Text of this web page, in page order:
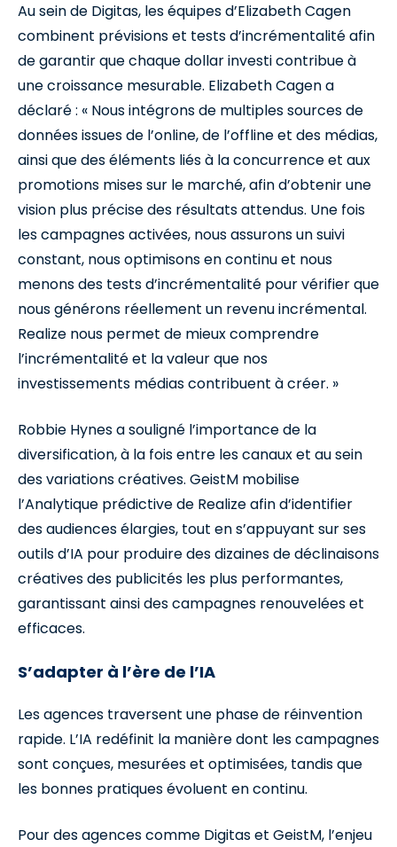
Au sein de Digitas, les équipes d’Elizabeth Cagen
combinent prévisions et tests d’incrémentalité afin
de garantir que chaque dollar investi contribue à
une croissance mesurable. Elizabeth Cagen a
déclaré : « Nous intégrons de multiples sources de
données issues de l’online, de l’offline et des médias,
ainsi que des éléments liés à la concurrence et aux
promotions mises sur le marché, afin d’obtenir une
vision plus précise des résultats attendus. Une fois
les campagnes activées, nous assurons un suivi
constant, nous optimisons en continu et nous
menons des tests d’incrémentalité pour vérifier que
nous générons réellement un revenu incrémental.
Realize nous permet de mieux comprendre
l’incrémentalité et la valeur que nos
investissements médias contribuent à créer. »
Robbie Hynes a souligné l’importance de la
diversification, à la fois entre les canaux et au sein
des variations créatives. GeistM mobilise
l’Analytique prédictive de Realize afin d’identifier
des audiences élargies, tout en s’appuyant sur ses
outils d’IA pour produire des dizaines de déclinaisons
créatives des publicités les plus performantes,
garantissant ainsi des campagnes renouvelées et
efficaces.
S’adapter à l’ère de l’IA
Les agences traversent une phase de réinvention
rapide. L’IA redéfinit la manière dont les campagnes
sont conçues, mesurées et optimisées, tandis que
les bonnes pratiques évoluent en continu.
Pour des agences comme Digitas et GeistM, l’enjeu